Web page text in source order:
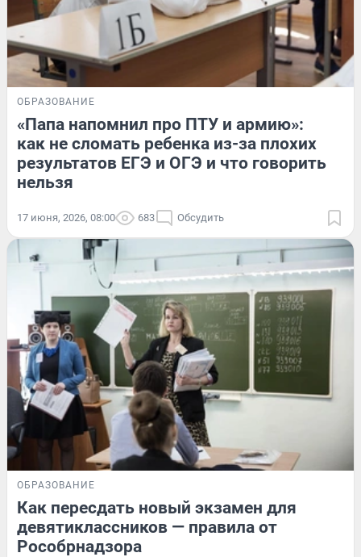
ОБРАЗОВАНИЕ
«Папа напомнил про ПТУ и армию»:
как не сломать ребенка из-за плохих
результатов ЕГЭ и ОГЭ и что говорить
нельзя
17 июня, 2026, 08:00 683 Обсудить
ОБРАЗОВАНИЕ
Как пересдать новый экзамен для
девятиклассников — правила от
Рособрнадзора